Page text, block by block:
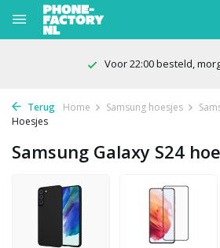
100 dagen
Terug Home Samsung hoesjes
Hoesjes
Samsung Galaxy S24